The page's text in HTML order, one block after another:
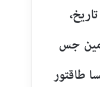
جس
طاقتور